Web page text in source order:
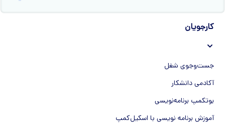
کارجویان
جست‌و‌جوی شغل
آکادمی دانشکار
بوتکمپ برنامه‌نویسی
آموزش برنامه نویسی با اسکیل‌کمپ